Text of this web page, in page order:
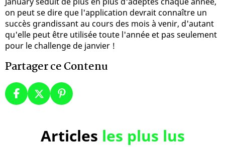
on peut se dire que l'application devrait connaître un
succès grandissant au cours des mois à venir, d'autant
qu'elle peut être utilisée toute l'année et pas seulement
pour le challenge de janvier !
Partager ce Contenu
Articles les plus lus